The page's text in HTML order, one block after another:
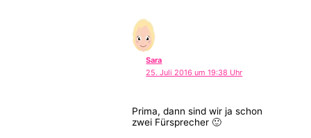
Sara
25. Juli 2016 um 19:38 Uhr
Prima, dann sind wir ja schon
zwei Fürsprecher 🙂